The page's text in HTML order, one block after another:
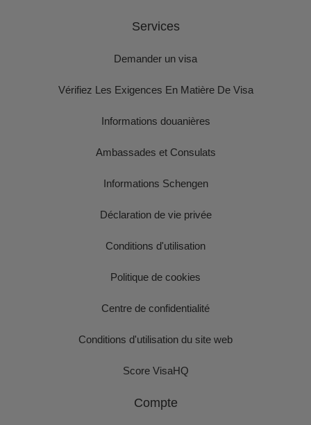
Services
Demander un visa
Vérifiez Les Exigences En Matière De Visa
Informations douanières
Ambassades et Consulats
Informations Schengen
Déclaration de vie privée
Conditions d'utilisation
Politique de cookies
Centre de confidentialité
Conditions d'utilisation du site web
Score VisaHQ
Compte